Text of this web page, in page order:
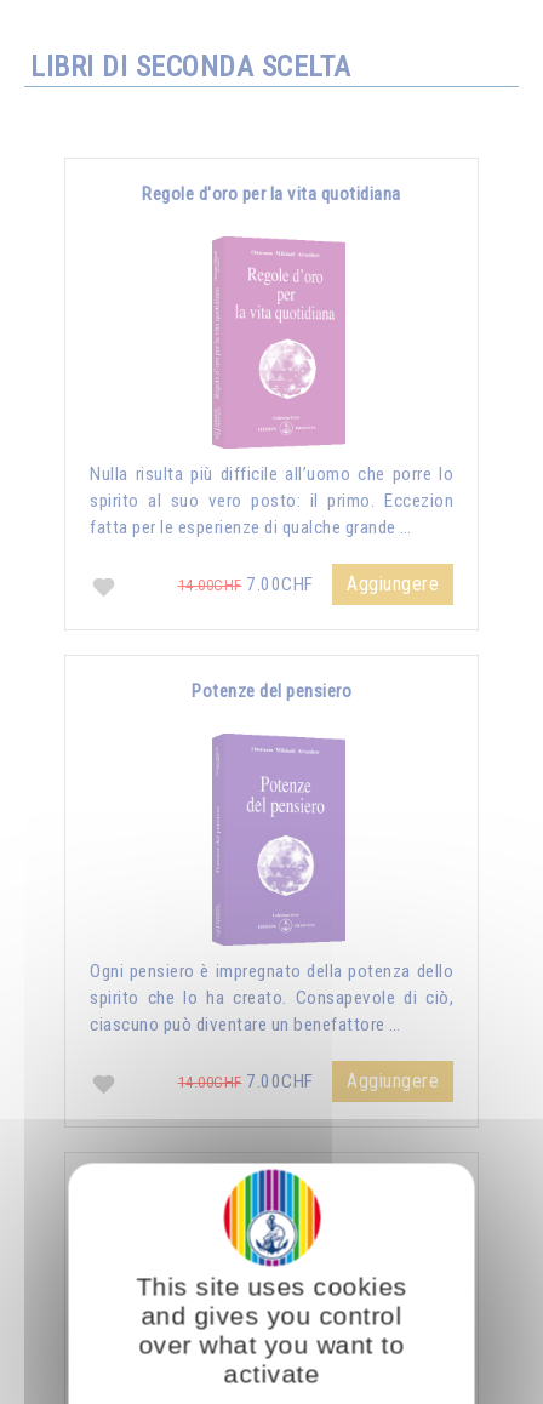
LIBRI DI SECONDA SCELTA
Regole d'oro per la vita quotidiana
Nulla risulta più difficile all’uomo che porre lo
spirito al suo vero posto: il primo. Eccezion
fatta per le esperienze di qualche grande …
14.00CHF7.00CHF Aggiungere
Potenze del pensiero
Ogni pensiero è impregnato della potenza dello
spirito che lo ha creato. Consapevole di ciò,
ciascuno può diventare un benefattore …
14.00CHF7.00CHF Aggiungere
La sessualità forza del cielo
This site uses cookies
and gives you control
over what you want to
activate